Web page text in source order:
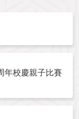
年校慶親子比賽